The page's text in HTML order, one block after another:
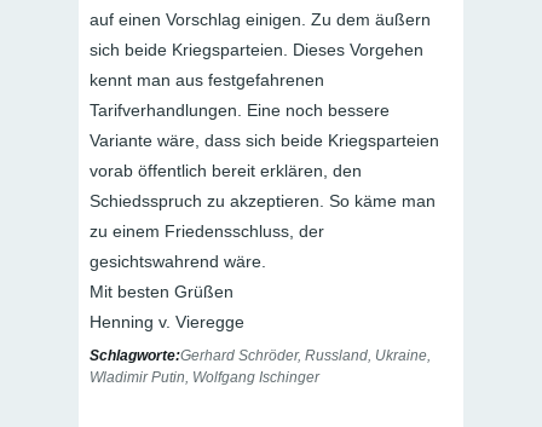
auf einen Vorschlag einigen. Zu dem äußern
sich beide Kriegsparteien. Dieses Vorgehen
kennt man aus festgefahrenen
Tarifverhandlungen. Eine noch bessere
Variante wäre, dass sich beide Kriegsparteien
vorab öffentlich bereit erklären, den
Schiedsspruch zu akzeptieren. So käme man
zu einem Friedensschluss, der
gesichtswahrend wäre.
Mit besten Grüßen
Henning v. Vieregge
Schlagworte:Gerhard Schröder, Russland Ukraine
Wladimir Putin Wolfgang Ischinger